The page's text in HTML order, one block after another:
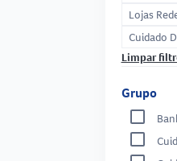
Lojas
Cuidado
Limpar
Grupo